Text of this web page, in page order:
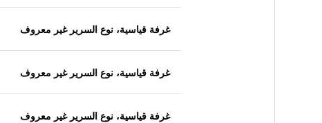
غرفة قياسية، نوع السرير غير معروف
غرفة قياسية، نوع السرير غير معروف
غرفة قياسية، نوع السرير غير معروف